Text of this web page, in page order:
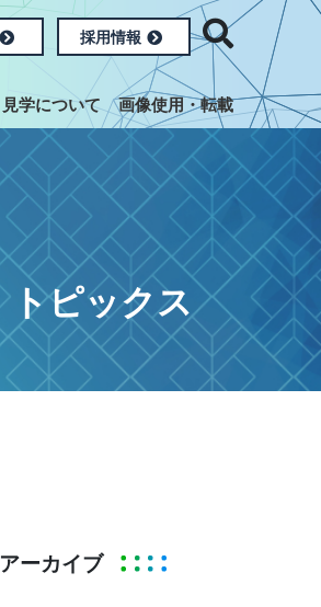
採用情報
見学について 画像使用・転載
トピックス
アーカイブ